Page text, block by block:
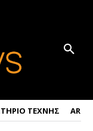
ΤΕΧΝΗΣ ART